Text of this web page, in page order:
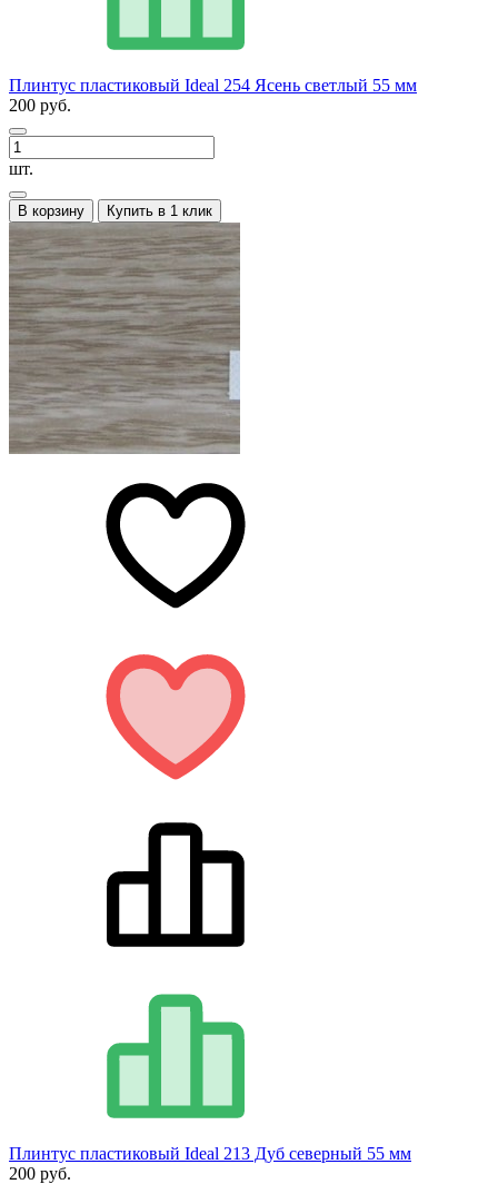
Плинтус пластиковый Ideal 254 Ясень светлый 55 мм
200 руб.
шт.
В корзину Купить в 1 клик
Плинтус пластиковый Ideal 213 Дуб северный 55 мм
200 руб.